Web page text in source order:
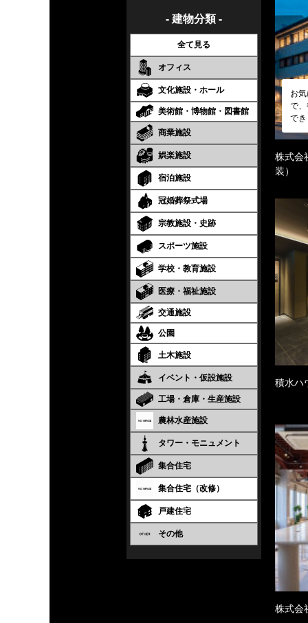
- 建物分類 -
全て見る
オフィス
文化施設・ホール
美術館・博物館・図書館
商業施設
娯楽施設
宿泊施設
冠婚葬祭式場
宗教施設・史跡
スポーツ施設
学校・教育施設
医療・福祉施設
交通施設
公園
土木施設
イベント・仮設施設
工場・倉庫・生産施設
農林水産施設
タワー・モニュメント
集合住宅
集合住宅（改修）
戸建住宅
その他
お
で
で
株式会
装）
積水
株式